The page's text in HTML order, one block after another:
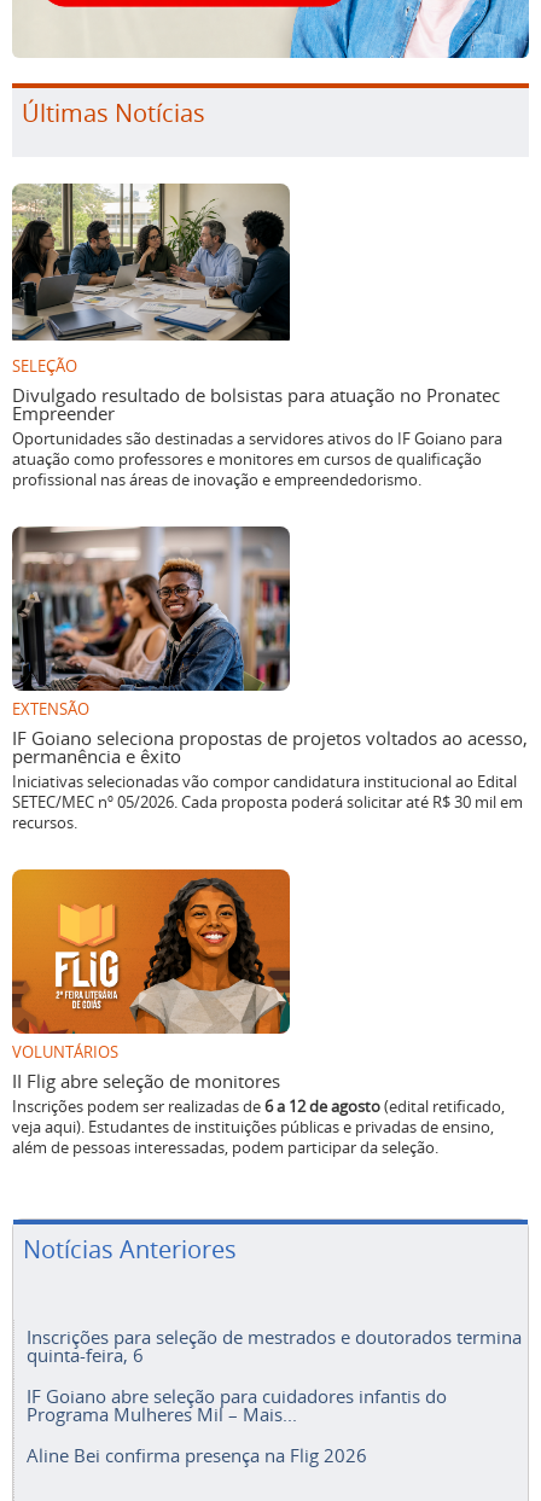
Últimas Notícias
SELEÇÃO
Divulgado resultado de bolsistas para atuação no Pronatec
Empreender
Oportunidades são destinadas a servidores ativos do IF Goiano para
atuação como professores e monitores em cursos de qualificação
profissional nas áreas de inovação e empreendedorismo.
EXTENSÃO
IF Goiano seleciona propostas de projetos voltados ao acesso,
permanência e êxito
Iniciativas selecionadas vão compor candidatura institucional ao Edital
SETEC/MEC nº 05/2026. Cada proposta poderá solicitar até R$ 30 mil em
recursos.
VOLUNTÁRIOS
II Flig abre seleção de monitores
Inscrições podem ser realizadas de6 a 12 de agosto(edital retificado,
veja aqui). Estudantes de instituições públicas e privadas de ensino,
além de pessoas interessadas, podem participar da seleção.
Notícias Anteriores
Inscrições para seleção de mestrados e doutorados termina
quinta-feira, 6
IF Goiano abre seleção para cuidadores infantis do
Programa Mulheres Mil – Mais...
Aline Bei confirma presença na Flig 2026